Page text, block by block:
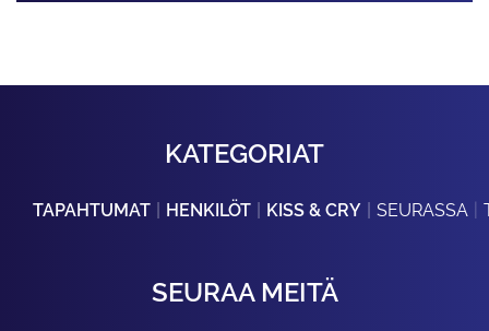
KATEGORIAT
TAPAHTUMAT HENKILÖT KISS & CRY SEURASSA
SEURAA MEITÄ